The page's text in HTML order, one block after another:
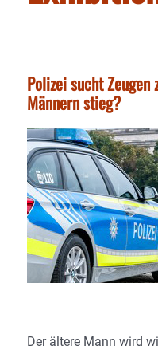
Polizei sucht
Männern stieg?
Der ältere Mann wird